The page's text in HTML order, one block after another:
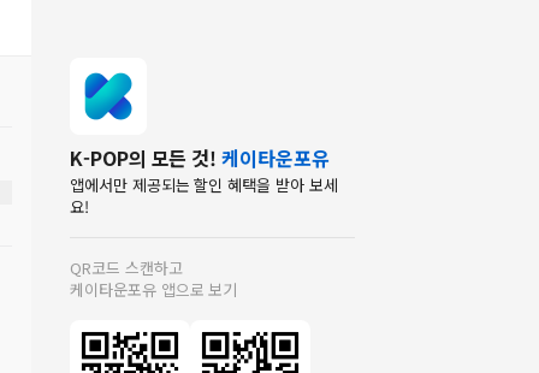
K-POP의 모든 것! 케이타운포유
앱에서만 제공되는 할인 혜택을 받아 보세
요!
QR코드 스캔하고
케이타운포유 앱으로 보기